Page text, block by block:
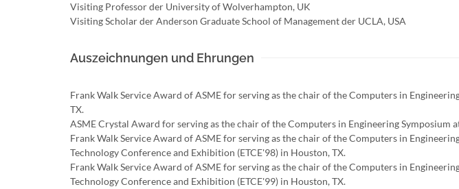
Visiting Professor der University of Wolverhampton, UK
Visiting Scholar der Anderson Graduate School of Management der UCLA, USA
Auszeichnungen und Ehrungen
Frank Walk Service Award of ASME for serving as the chair of the Computers in
TX.
ASME Crystal Award for serving as the chair of the Computers in Engineering Symposium
Frank Walk Service Award of ASME for serving as the chair of the Computers in
Technology Conference and Exhibition (ETCE'98) in Houston, TX.
Frank Walk Service Award of ASME for serving as the chair of the Computers in
Technology Conference and Exhibition (ETCE'99) in Houston, TX.